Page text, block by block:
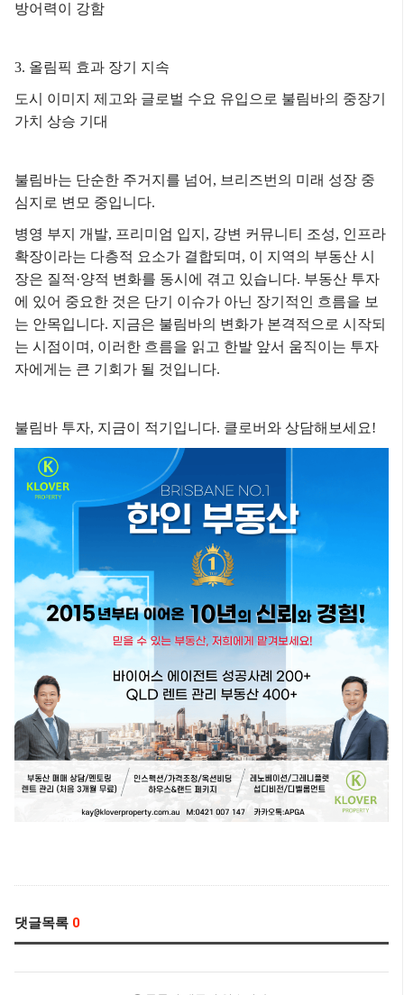
방어력이 강함
3. 올림픽 효과 장기 지속
도시 이미지 제고와 글로벌 수요 유입으로 불림바의 중장기
가치 상승 기대
불림바는 단순한 주거지를 넘어, 브리즈번의 미래 성장 중
심지로 변모 중입니다.
병영 부지 개발, 프리미엄 입지, 강변 커뮤니티 조성, 인프라
확장이라는 다층적 요소가 결합되며, 이 지역의 부동산 시
장은 질적·양적 변화를 동시에 겪고 있습니다. 부동산 투자
에 있어 중요한 것은 단기 이슈가 아닌 장기적인 흐름을 보
는 안목입니다. 지금은 불림바의 변화가 본격적으로 시작되
는 시점이며, 이러한 흐름을 읽고 한발 앞서 움직이는 투자
자에게는 큰 기회가 될 것입니다.
불림바 투자, 지금이 적기입니다. 클로버와 상담해보세요!
댓글목록 0